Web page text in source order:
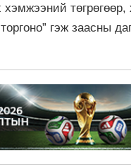
гэж заасны